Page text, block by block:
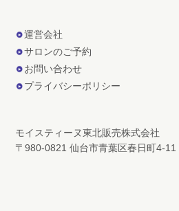
運営会社
サロンのご予約
お問い合わせ
プライバシーポリシー
モイスティーヌ東北販売株式会社
〒980-0821 仙台市青葉区春日町4-11